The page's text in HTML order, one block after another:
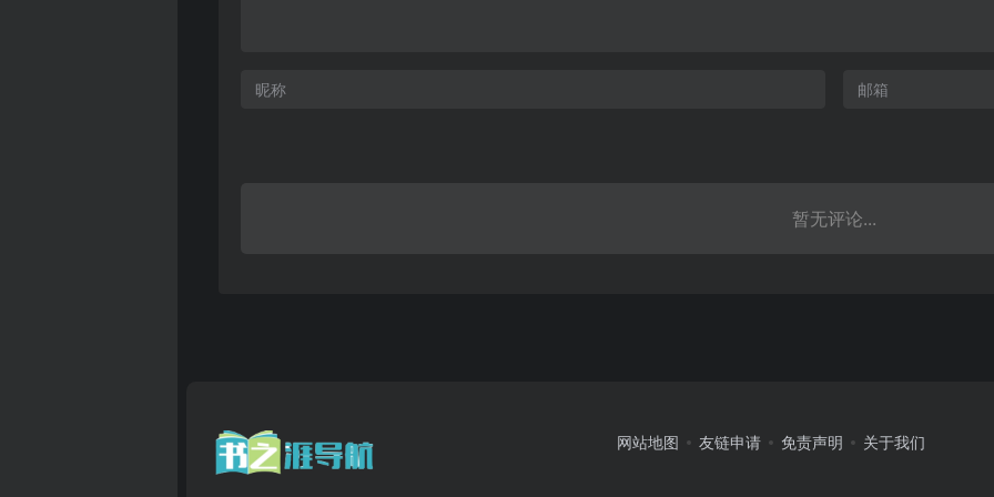
暂无评论...
网站地图 友链申请 免责声明 关于我们